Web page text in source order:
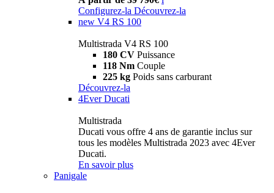
Configurez-la Découvrez-la
new V4 RS 100
Multistrada V4 RS 100
180 CV Puissance
118 Nm Couple
225 kg Poids sans carburant
Découvrez-la
4Ever Ducati
Multistrada
Ducati vous offre 4 ans de garantie inclus sur
tous les modèles Multistrada 2023 avec 4Ever
Ducati.
En savoir plus
Panigale